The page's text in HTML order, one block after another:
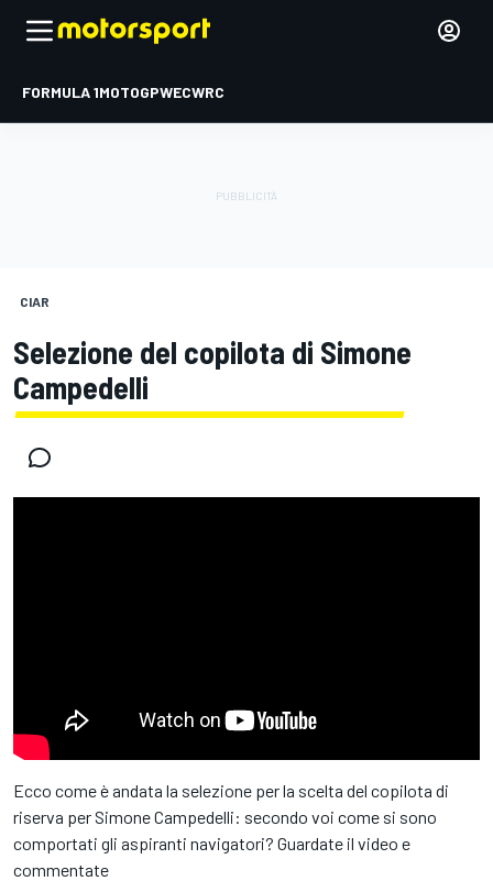
FORMULA 1MOTOGPWECWRC
CIAR
Selezione del copilota di Simone
Campedelli
Ecco come è andata la selezione per la scelta del copilota di
riserva per Simone Campedelli: secondo voi come si sono
comportati gli aspiranti navigatori? Guardate il video e
commentate